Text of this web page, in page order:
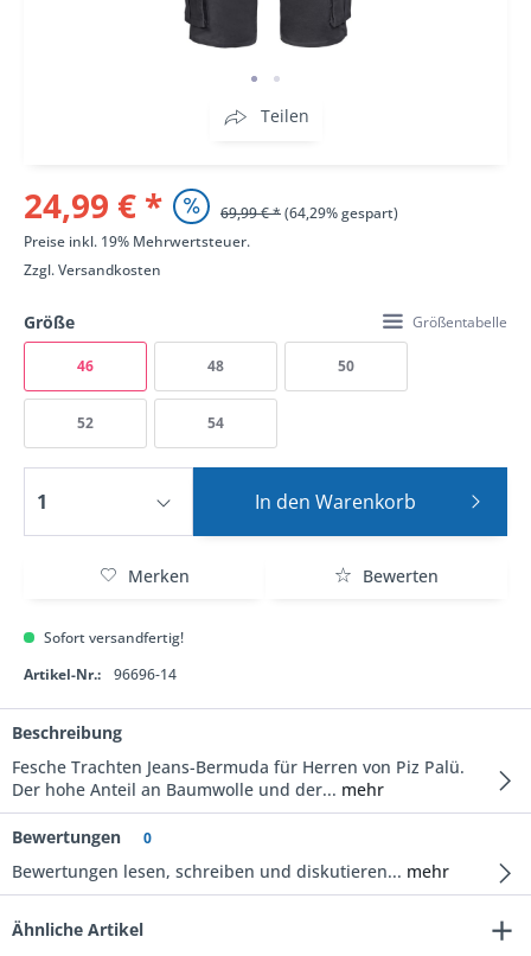
Teilen
24,99 € * 69,99 € *(64,29% gespart)
Preise inkl. 19% Mehrwertsteuer.
Zzgl.Versandkosten
Größe Größentabelle
46 48 50
52 54
In den Warenkorb
Merken Bewerten
Sofort versandfertig!
Artikel-Nr.:
96696-14
Beschreibung
Fesche Trachten Jeans-Bermuda für Herren von Piz Palü.
Der hohe Anteil an Baumwolle und der... mehr
Bewertungen 0
Bewertungen lesen, schreiben und diskutieren... mehr
Ähnliche Artikel